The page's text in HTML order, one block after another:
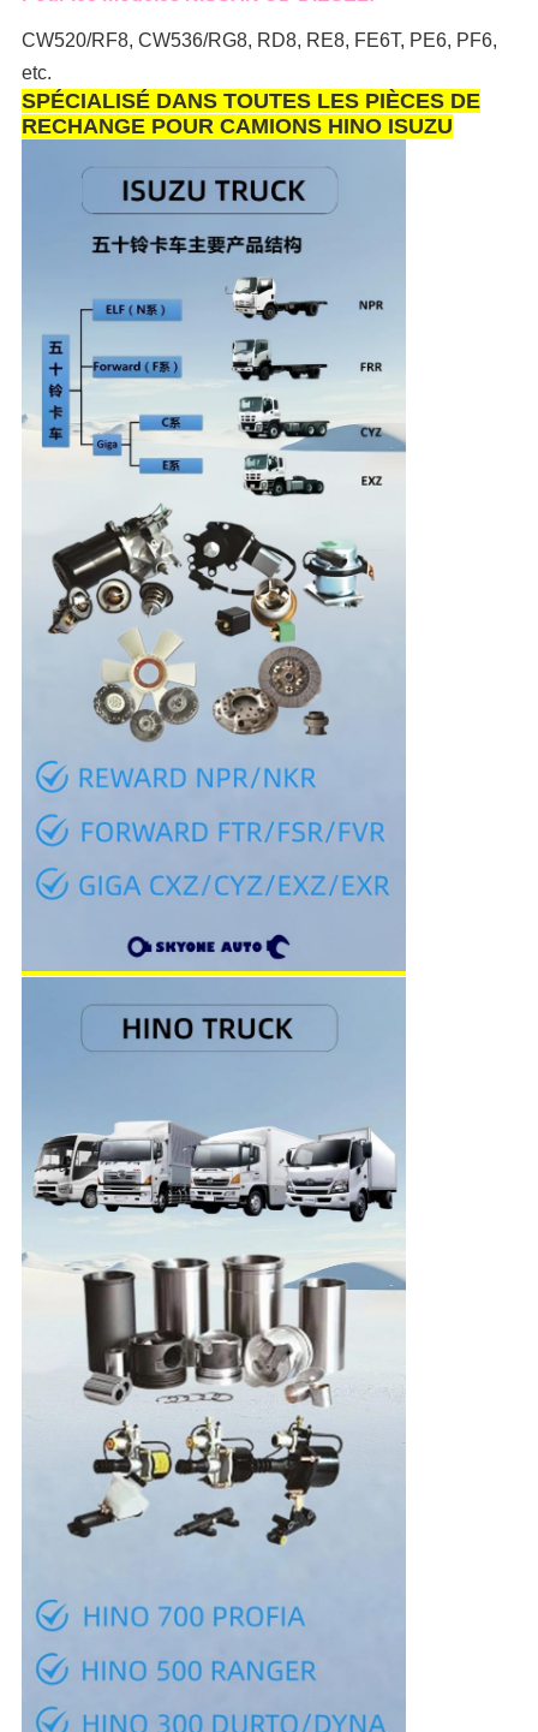
CW520/RF8, CW536/RG8, RD8, RE8, FE6T, PE6, PF6,
etc.
SPÉCIALISÉ DANS TOUTES LES PIÈCES DE
RECHANGE POUR CAMIONS HINO ISUZU